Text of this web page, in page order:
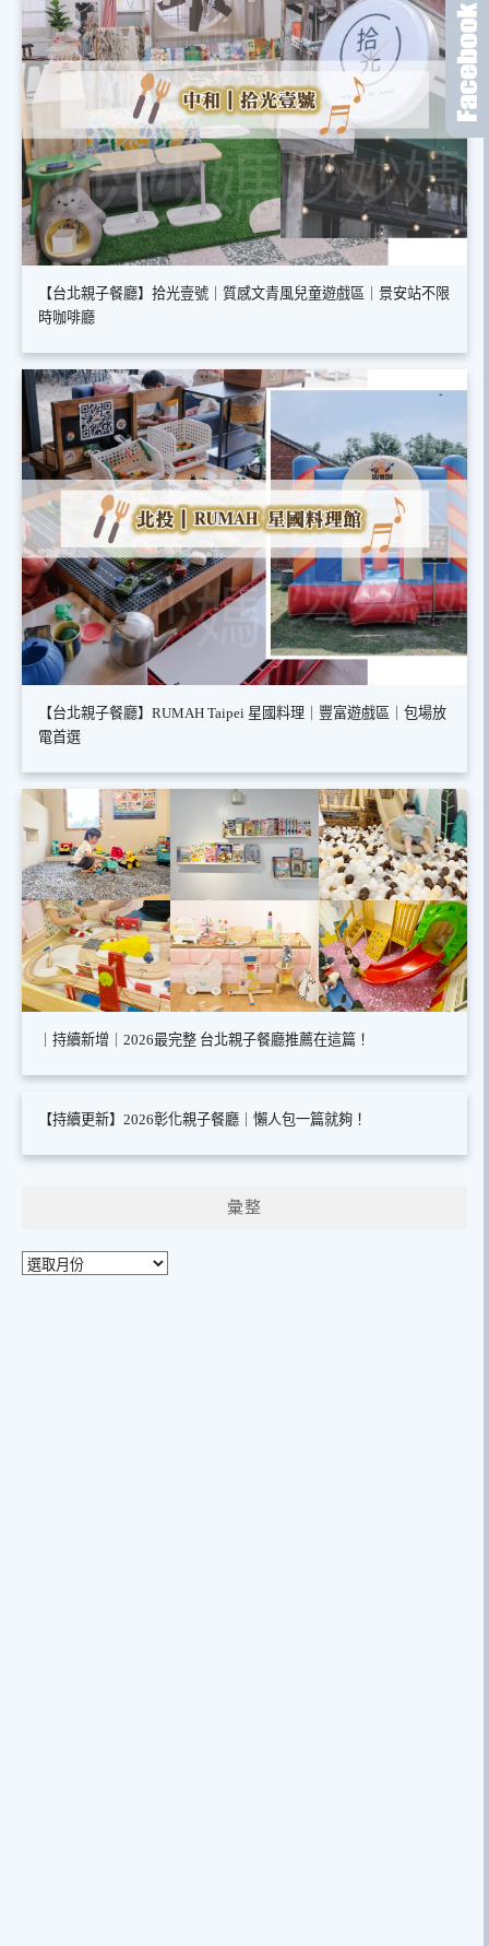
【台北親子餐廳】拾光壹號｜質感文青風兒童遊戲區｜景安站不限
時咖啡廳
【台北親子餐廳】RUMAH Taipei 星國料理｜豐富遊戲區｜包場放
電首選
｜持續新增｜2026最完整 台北親子餐廳推薦在這篇！
【持續更新】2026彰化親子餐廳｜懶人包一篇就夠！
彙整
彙